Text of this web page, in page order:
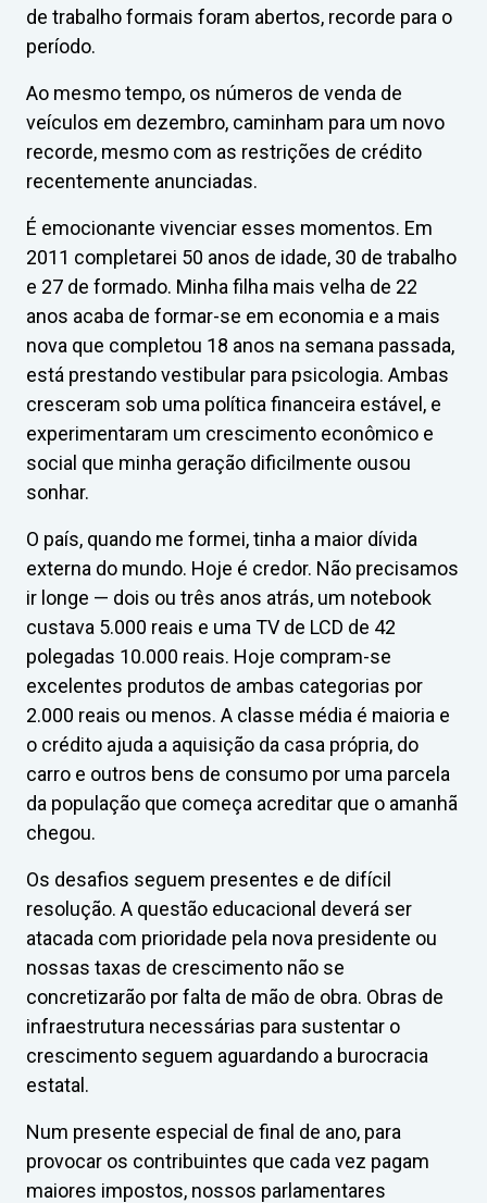
de trabalho formais foram abertos, recorde para o
período.
Ao mesmo tempo, os números de venda de
veículos em dezembro, caminham para um novo
recorde, mesmo com as restrições de crédito
recentemente anunciadas.
É emocionante vivenciar esses momentos. Em
2011 completarei 50 anos de idade, 30 de trabalho
e 27 de formado. Minha filha mais velha de 22
anos acaba de formar-se em economia e a mais
nova que completou 18 anos na semana passada,
está prestando vestibular para psicologia. Ambas
cresceram sob uma política financeira estável, e
experimentaram um crescimento econômico e
social que minha geração dificilmente ousou
sonhar.
O país, quando me formei, tinha a maior dívida
externa do mundo. Hoje é credor. Não precisamos
ir longe — dois ou três anos atrás, um notebook
custava 5.000 reais e uma TV de LCD de 42
polegadas 10.000 reais. Hoje compram-se
excelentes produtos de ambas categorias por
2.000 reais ou menos. A classe média é maioria e
o crédito ajuda a aquisição da casa própria, do
carro e outros bens de consumo por uma parcela
da população que começa acreditar que o amanhã
chegou.
Os desafios seguem presentes e de difícil
resolução. A questão educacional deverá ser
atacada com prioridade pela nova presidente ou
nossas taxas de crescimento não se
concretizarão por falta de mão de obra. Obras de
infraestrutura necessárias para sustentar o
crescimento seguem aguardando a burocracia
estatal.
Num presente especial de final de ano, para
provocar os contribuintes que cada vez pagam
maiores impostos, nossos parlamentares